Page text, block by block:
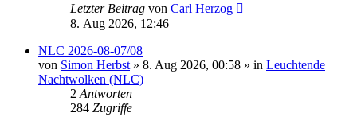
Letzter Beitrag von Carl Herzog
8. Aug 2026, 12:46
NLC 2026-08-07/08
von Simon Herbst » 8. Aug 2026, 00:58 » in Leuchtende
Nachtwolken (NLC)
2 Antworten
284 Zugriffe